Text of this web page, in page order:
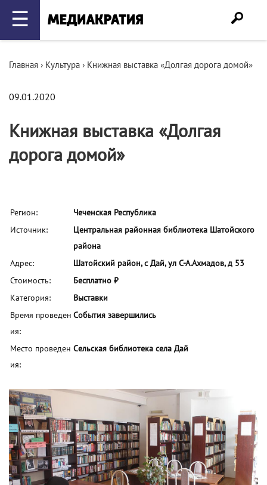
☰
Главная › Культура › Книжная выставка «Долгая дорога домой»
09.01.2020
Книжная выставка «Долгая
дорога домой»
Регион:
Чеченская Республика
Источник:
Центральная районная библиотека Шатойского
района
Адрес:
Шатойский район, с Дай, ул С-А.Ахмадов, д 53
Стоимость:
Бесплатно ₽
Категория:
Выставки
Время проведен
ия:
События завершились
Место проведен
ия:
Сельская библиотека села Дай